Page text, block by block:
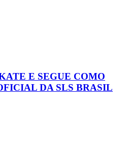
E SEGUE COMO
DA SLS BRASIL